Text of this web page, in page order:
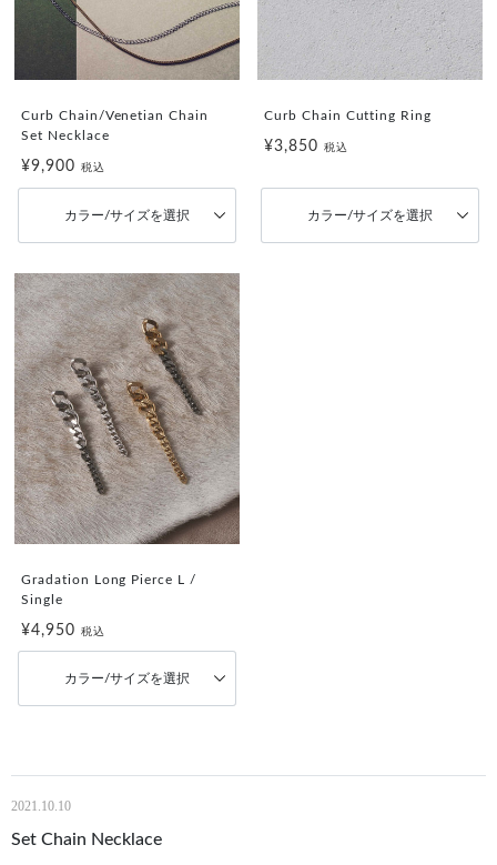
Curb Chain/Venetian Chain
Set Necklace
¥9,900 税込
カラー/サイズを選択
Curb Chain Cutting Ring
¥3,850 税込
カラー/サイズを選択
Gradation Long Pierce L /
Single
¥4,950 税込
カラー/サイズを選択
2021.10.10
Set Chain Necklace